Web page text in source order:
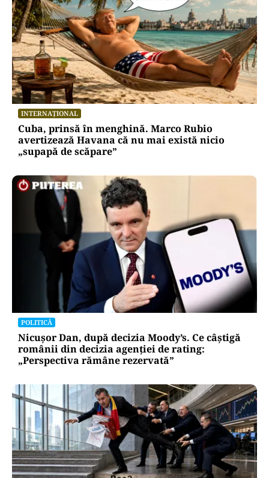
INTERNAȚIONAL
Cuba, prinsă în menghină. Marco Rubio
avertizează Havana că nu mai există nicio
„supapă de scăpare”
POLITICĂ
Nicușor Dan, după decizia Moody’s. Ce câștigă
românii din decizia agenției de rating:
„Perspectiva rămâne rezervată”